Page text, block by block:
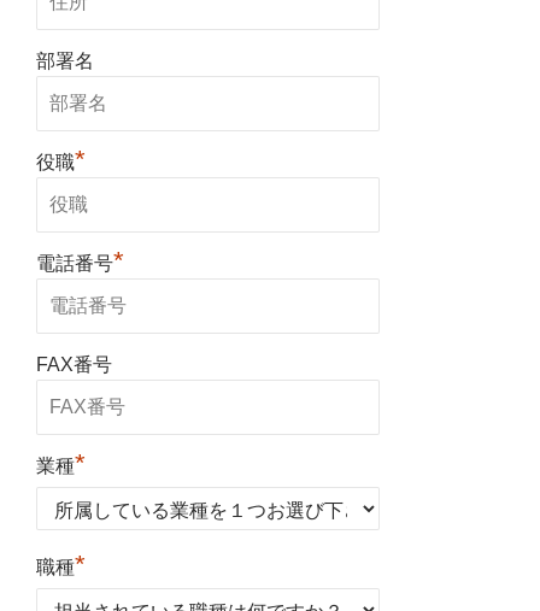
部署名
役職*
電話番号*
FAX番号
業種*
職種*